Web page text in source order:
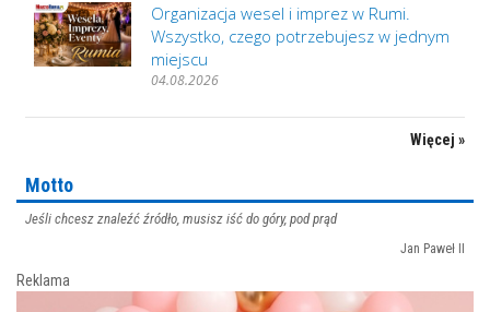
Organizacja wesel i imprez w Rumi.
Wszystko, czego potrzebujesz w jednym
miejscu
04.08.2026
Więcej »
Motto
Jeśli chcesz znaleźć źródło, musisz iść do góry, pod prąd
Jan Paweł II
Reklama